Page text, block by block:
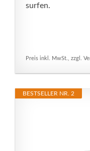
surfen.
Preis inkl. MwSt., zzgl.
BESTSELLER NR. 2